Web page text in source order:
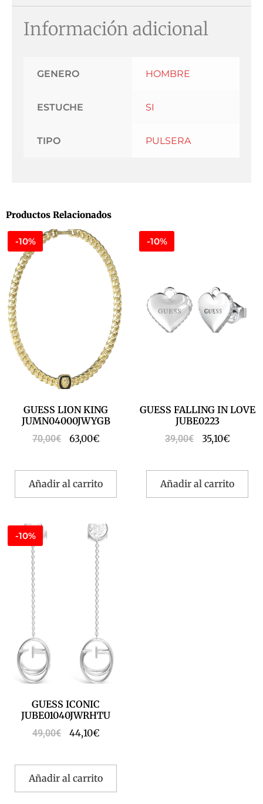
Información adicional
GENERO HOMBRE
ESTUCHE SI
TIPO PULSERA
Productos Relacionados
-10%
GUESS LION KING
JUMN04000JWYGB
70,00€ 63,00€
Añadir al carrito
-10%
GUESS FALLING IN LOVE
JUBE0223
39,00€ 35,10€
Añadir al carrito
-10%
GUESS ICONIC
JUBE01040JWRHTU
49,00€ 44,10€
Añadir al carrito